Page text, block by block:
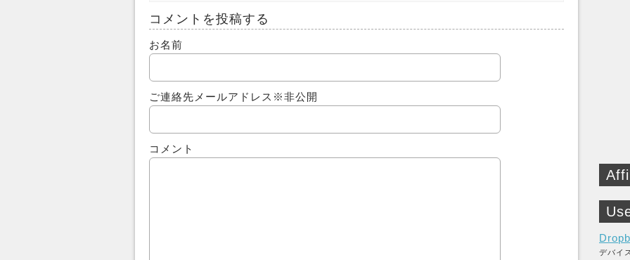
コメントを投稿する
お名前
ご連絡先メールアドレス ※非公開
コメント
デバイ